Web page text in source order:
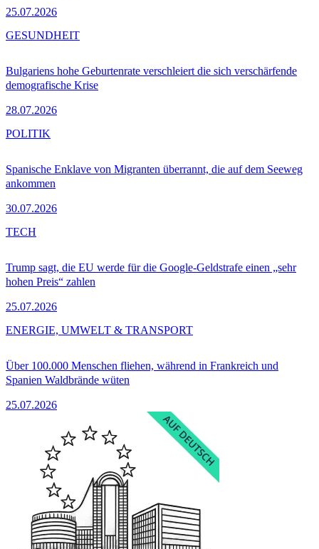
25.07.2026
Bulgariens hohe Geburtenrate verschleiert die sich verschärfende
demografische Krise
28.07.2026
GESUNDHEIT
Spanische Enklave von Migranten überrannt, die auf dem Seeweg
ankommen
30.07.2026
POLITIK
Trump sagt, die EU werde für die Google-Geldstrafe einen „sehr
hohen Preis“ zahlen
25.07.2026
TECH
Über 100.000 Menschen fliehen, während in Frankreich und
Spanien Waldbrände wüten
25.07.2026
ENERGIE, UMWELT & TRANSPORT